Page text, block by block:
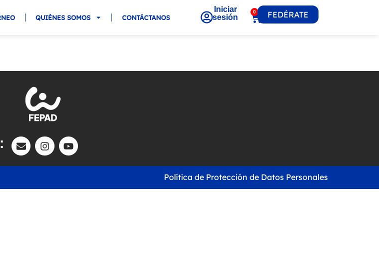
QUIÉNES SOMOS CONTÁCTANOS
Iniciar
sesión
0 FEDÉRATE
Política de Protección de Datos Personales